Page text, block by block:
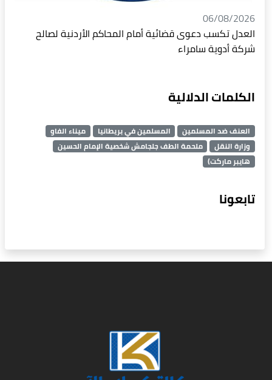
06/08/2026
العدل تكسب دعوى قضائية أمام المحاكم الأردنية لصالح
شركة أدوية سامراء
الكلمات الدلالية
العنف ضد المسلمين المسلمين في بريطانيا
ميناء الفاو
وزارة النقل
ملحمة الطف جلجامش شخصية الإمام الحسين
هايبر ماركت)
تابعونا